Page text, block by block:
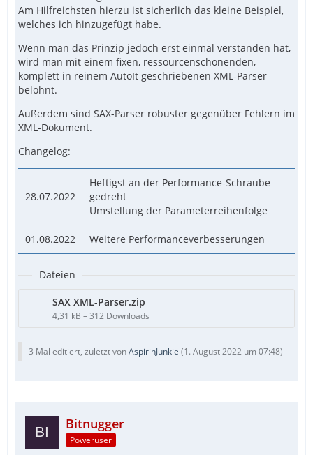
Am Hilfreichsten hierzu ist sicherlich das kleine Beispiel,
welches ich hinzugefügt habe.
Wenn man das Prinzip jedoch erst einmal verstanden hat,
wird man mit einem fixen, ressourcenschonenden,
komplett in reinem AutoIt geschriebenen XML-Parser
belohnt.
Außerdem sind SAX-Parser robuster gegenüber Fehlern im
XML-Dokument.
Changelog:
28.07.2022
Heftigst an der Performance-Schraube
gedreht
Umstellung der Parameterreihenfolge
01.08.2022 Weitere Performanceverbesserungen
Dateien
SAX XML-Parser.zip
4,31 kB – 312 Downloads
3 Mal editiert, zuletzt vonAspirinJunkie (1. August 2022 um 07:48)
Bitnugger
Poweruser